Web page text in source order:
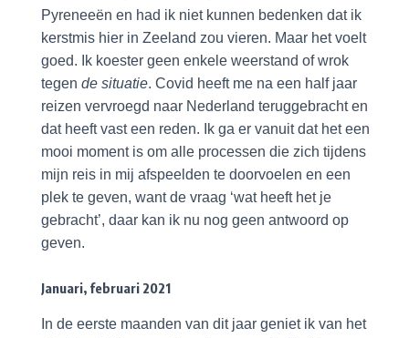
Pyreneeën en had ik niet kunnen bedenken dat ik
kerstmis hier in Zeeland zou vieren. Maar het voelt
goed. Ik koester geen enkele weerstand of wrok
tegen de situatie. Covid heeft me na een half jaar
reizen vervroegd naar Nederland teruggebracht en
dat heeft vast een reden. Ik ga er vanuit dat het een
mooi moment is om alle processen die zich tijdens
mijn reis in mij afspeelden te doorvoelen en een
plek te geven, want de vraag ‘wat heeft het je
gebracht’, daar kan ik nu nog geen antwoord op
geven.
Januari, februari 2021
In de eerste maanden van dit jaar geniet ik van het